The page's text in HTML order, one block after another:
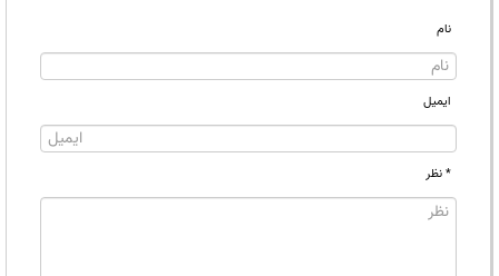
نام
ایمیل
* نظر